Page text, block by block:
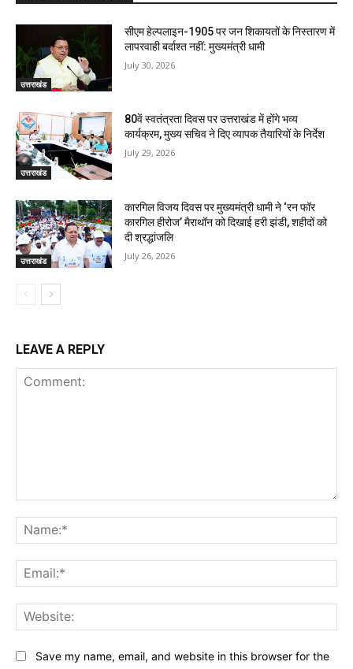
उत्तराखंड
सीएम हेल्पलाइन-1905 पर जन शिकायतों के निस्तारण में
लापरवाही बर्दाश्त नहीं: मुख्यमंत्री धामी
July 30, 2026
उत्तराखंड
80वें स्वतंत्रता दिवस पर उत्तराखंड में होंगे भव्य
कार्यक्रम, मुख्य सचिव ने दिए व्यापक तैयारियों के निर्देश
July 29, 2026
उत्तराखंड
कारगिल विजय दिवस पर मुख्यमंत्री धामी ने ‘रन फॉर
कारगिल हीरोज’ मैराथॉन को दिखाई हरी झंडी, शहीदों को
दी श्रद्धांजलि
July 26, 2026
LEAVE A REPLY
Save my name, email, and website in this browser for the